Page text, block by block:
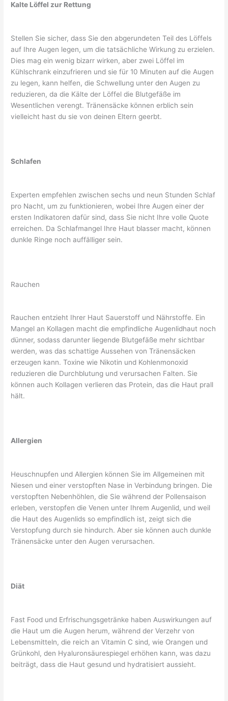
Kalte Löffel zur Rettung
Stellen Sie sicher, dass Sie den abgerundeten Teil des Löffels
auf Ihre Augen legen, um die tatsächliche Wirkung zu erzielen.
Dies mag ein wenig bizarr wirken, aber zwei Löffel im
Kühlschrank einzufrieren und sie für 10 Minuten auf die Augen
zu legen, kann helfen, die Schwellung unter den Augen zu
reduzieren, da die Kälte der Löffel die Blutgefäße im
Wesentlichen verengt. Tränensäcke können erblich sein
vielleicht hast du sie von deinen Eltern geerbt.
Schlafen
Experten empfehlen zwischen sechs und neun Stunden Schlaf
pro Nacht, um zu funktionieren, wobei Ihre Augen einer der
ersten Indikatoren dafür sind, dass Sie nicht Ihre volle Quote
erreichen. Da Schlafmangel Ihre Haut blasser macht, können
dunkle Ringe noch auffälliger sein.
Rauchen
Rauchen entzieht Ihrer Haut Sauerstoff und Nährstoffe. Ein
Mangel an Kollagen macht die empfindliche Augenlidhaut noch
dünner, sodass darunter liegende Blutgefäße mehr sichtbar
werden, was das schattige Aussehen von Tränensäcken
erzeugen kann. Toxine wie Nikotin und Kohlenmonoxid
reduzieren die Durchblutung und verursachen Falten. Sie
können auch Kollagen verlieren das Protein, das die Haut prall
hält.
Allergien
Heuschnupfen und Allergien können Sie im Allgemeinen mit
Niesen und einer verstopften Nase in Verbindung bringen. Die
verstopften Nebenhöhlen, die Sie während der Pollensaison
erleben, verstopfen die Venen unter Ihrem Augenlid, und weil
die Haut des Augenlids so empfindlich ist, zeigt sich die
Verstopfung durch sie hindurch. Aber sie können auch dunkle
Tränensäcke unter den Augen verursachen.
Diät
Fast Food und Erfrischungsgetränke haben Auswirkungen auf
die Haut um die Augen herum, während der Verzehr von
Lebensmitteln, die reich an Vitamin C sind, wie Orangen und
Grünkohl, den Hyaluronsäurespiegel erhöhen kann, was dazu
beiträgt, dass die Haut gesund und hydratisiert aussieht.